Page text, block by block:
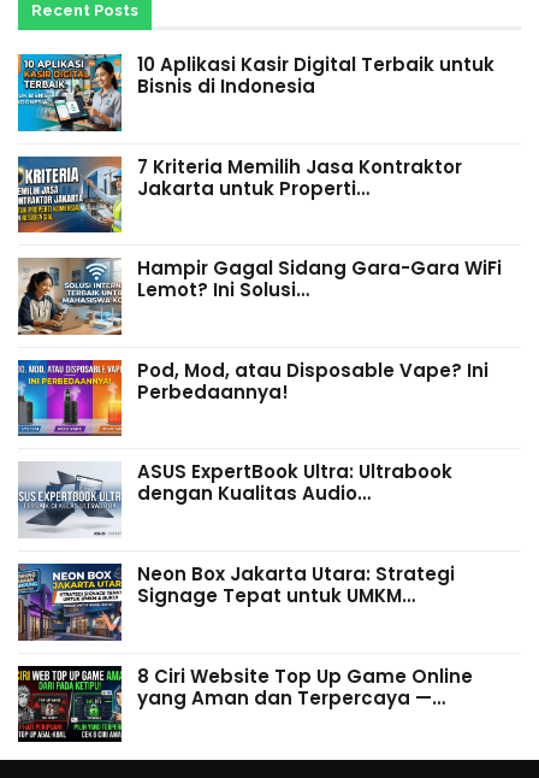
Recent Posts
10 Aplikasi Kasir Digital Terbaik untuk
Bisnis di Indonesia
7 Kriteria Memilih Jasa Kontraktor
Jakarta untuk Properti…
Hampir Gagal Sidang Gara-Gara WiFi
Lemot? Ini Solusi…
Pod, Mod, atau Disposable Vape? Ini
Perbedaannya!
ASUS ExpertBook Ultra: Ultrabook
dengan Kualitas Audio…
Neon Box Jakarta Utara: Strategi
Signage Tepat untuk UMKM…
8 Ciri Website Top Up Game Online
yang Aman dan Terpercaya —…